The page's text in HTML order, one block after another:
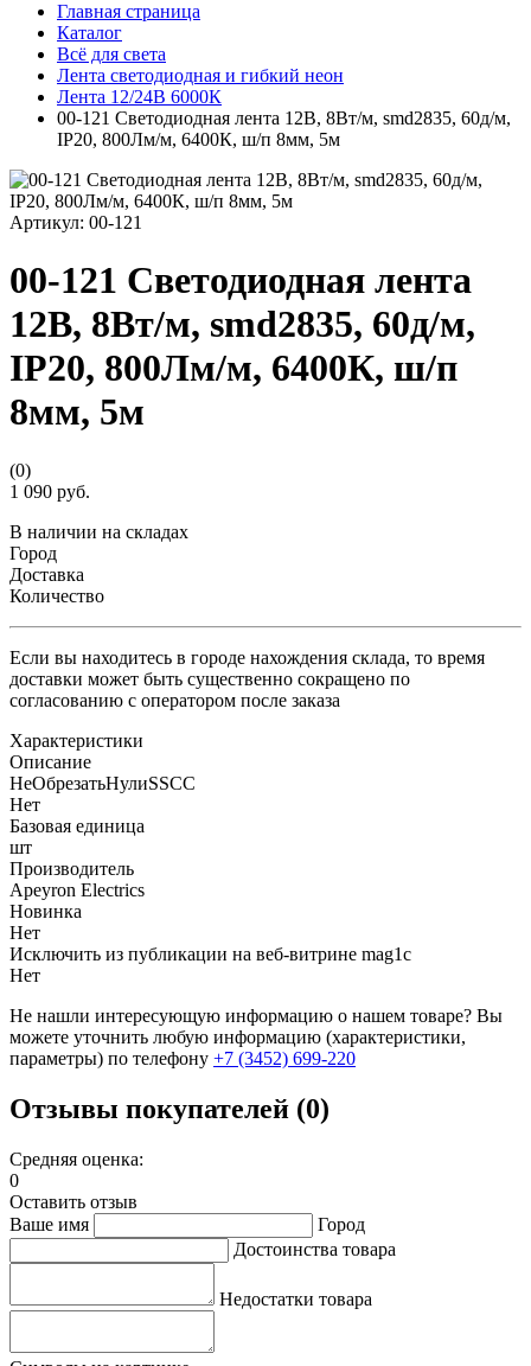
Главная страница
Каталог
Всё для света
Лента светодиодная и гибкий неон
Лента 12/24В 6000К
00-121 Светодиодная лента 12В, 8Вт/м, smd2835, 60д/м,
IP20, 800Лм/м, 6400К, ш/п 8мм, 5м
Артикул: 00-121
00-121 Светодиодная лента
12В, 8Вт/м, smd2835, 60д/м,
IP20, 800Лм/м, 6400К, ш/п
8мм, 5м
(0)
1 090 руб.
В наличии на складах
Город
Доставка
Количество
Если вы находитесь в городе нахождения склада, то время
доставки может быть существенно сокращено по
согласованию с оператором после заказа
Характеристики
Описание
НеОбрезатьНулиSSCC
Нет
Базовая единица
шт
Производитель
Apeyron Electrics
Новинка
Нет
Исключить из публикации на веб-витрине mag1c
Нет
Не нашли интересующую информацию о нашем товаре? Вы
можете уточнить любую информацию (характеристики,
параметры) по телефону +7 (3452) 699-220
Отзывы покупателей (0)
Средняя оценка:
0
Оставить отзыв
Ваше имя
Город
Достоинства товара
Недостатки товара